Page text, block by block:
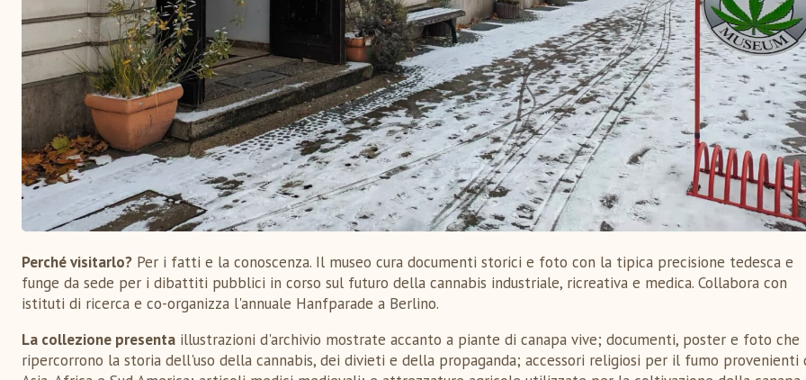
Perché visitarlo? Per i fatti e la conoscenza. Il museo cura documenti storici e foto con la tipica precisione tedesca e
funge da sede per i dibattiti pubblici in corso sul futuro della cannabis industriale, ricreativa e medica. Collabora con
istituti di ricerca e co-organizza l'annuale Hanfparade a Berlino.
La collezione presenta illustrazioni d'archivio mostrate accanto a piante di canapa vive; documenti, poster e foto che
ripercorrono la storia dell'uso della cannabis, dei divieti e della propaganda; accessori religiosi per il fumo provenienti